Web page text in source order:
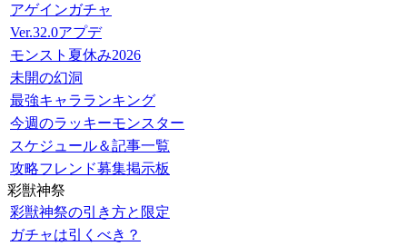
アゲインガチャ
Ver.32.0アプデ
モンスト夏休み2026
未開の幻洞
最強キャラランキング
今週のラッキーモンスター
スケジュール＆記事一覧
攻略フレンド募集掲示板
彩獣神祭
彩獣神祭の引き方と限定
ガチャは引くべき？